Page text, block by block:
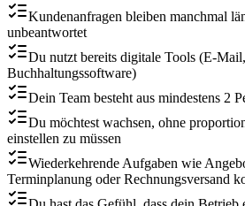
Kundenanfragen bleiben manchmal
unbeantwortet
Du nutzt bereits digitale Tools (E-
Buchhaltungssoftware)
Dein Team besteht aus mindestens 2
Du möchtest wachsen, ohne
einstellen zu müssen
Wiederkehrende Aufgaben wie
Terminplanung oder Rechnungsversand